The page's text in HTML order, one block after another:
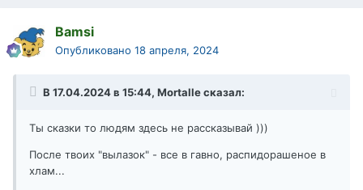
Bamsi
Опубликовано 18 апреля, 2024
В 17.04.2024 в 15:44, Mortalleсказал:
Ты сказки то людям здесь не рассказывай )))
После твоих "вылазок" - все в гавно, распидорашеное в
хлам...